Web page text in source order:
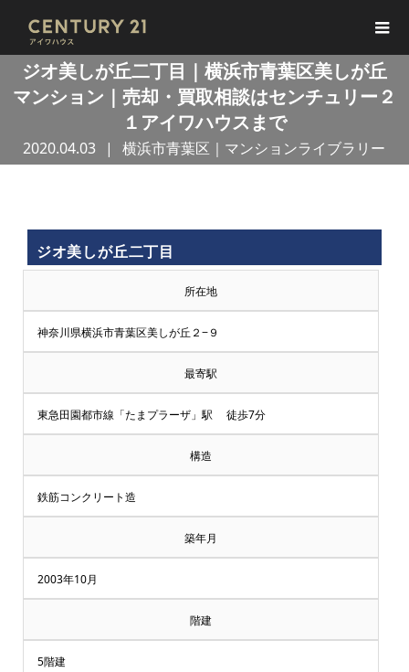
ジオ美しが丘二丁目｜横浜市青葉区美しが丘
マンション｜売却・買取相談はセンチュリー２
１アイワハウスまで
2020.04.03 横浜市青葉区｜マンションライブラリー
買
取
王
で
売
却・
取
談
付
ジオ美しが丘二丁目
所在地
神奈川県横浜市青葉区美しが丘２−９
最寄駅
東急田園都市線「たまプラーザ」駅 徒歩7分
構造
鉄筋コンクリート造
築年月
2003年10月
階建
5階建